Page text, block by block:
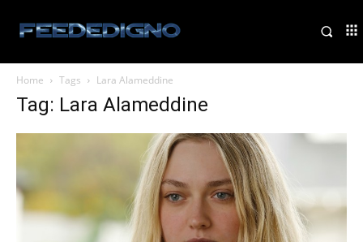
Home Tags Lara Alameddine
Tag: Lara Alameddine